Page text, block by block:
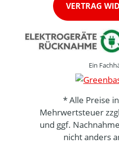
VERTRAG
Ein
* Alle Preise
Mehrwertsteuer
und ggf.
nicht anders